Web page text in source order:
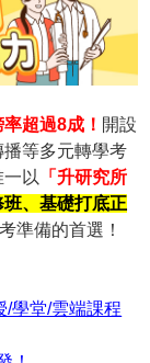
超過8成！ 開設
等多元轉學考
以
「升研究所
、基礎打底正
準備的首選！
/學堂/雲端課程